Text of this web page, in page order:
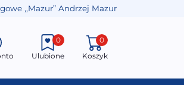
,,Mazur” Andrzej Mazur
Ulubione
0
Koszyk
0